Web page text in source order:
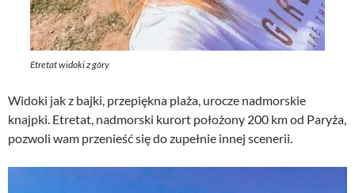
Etretat widoki z góry
Widoki jak z bajki, przepiękna plaża, urocze nadmorskie
knajpki. Etretat, nadmorski kurort położony 200 km od Paryża,
pozwoli wam przenieść się do zupełnie innej scenerii.